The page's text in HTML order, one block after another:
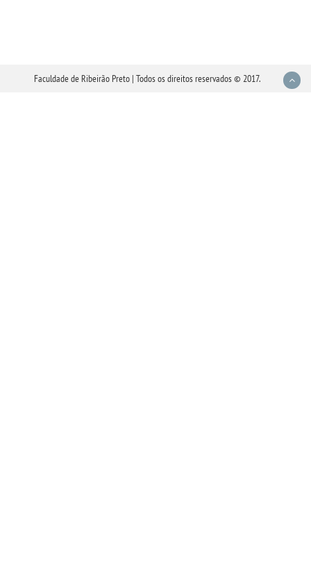
Faculdade de Ribeirão Preto | Todos os direitos reservados © 2017.